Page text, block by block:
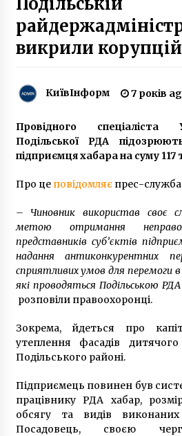
5 років ago
Батькам, які
чергу, треба
Президент
6 років ago
6 років ago
Бородянка: майже
відбудована
3 місяці ago
Забутий вибух, що
історії Києва
викрили
КиївІнформ 7 років
Провідного спеціаліста
Подільської РДА
підприємця хабара на суму 117
Про це повідомляє прес-
– Чиновник використав своє
метою отримання
представників суб’єктів
надання антиконкурентних
сприятливих умов для перемоги в
які проводяться Подільською
розповіли правоохоронці.
Зокрема, йдеться про
утеплення фасадів
Подільського районі.
Підприємець повинен був
працівнику РДА хабар,
обсягу та видів виконаних
Посадовець, своєю